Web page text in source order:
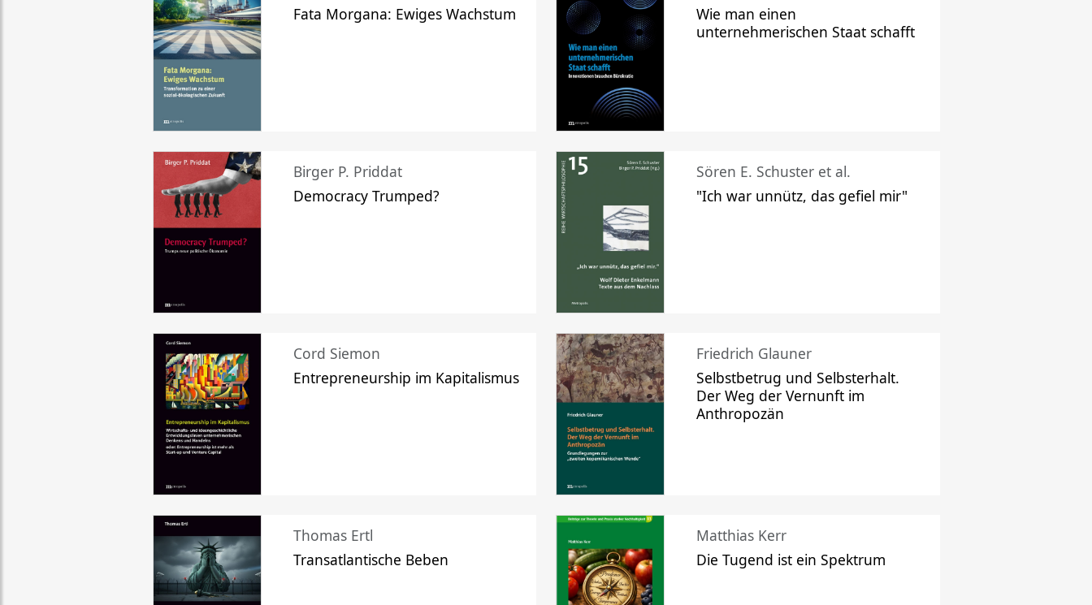
Fata Morgana: Ewiges Wachstum
Wie man einen
unternehmerischen Staat schafft
Birger P. Priddat
Democracy Trumped?
Sören E. Schuster et al.
"Ich war unnütz, das gefiel mir"
Cord Siemon
Entrepreneurship im Kapitalismus
Friedrich Glauner
Selbstbetrug und Selbsterhalt.
Der Weg der Vernunft im
Anthropozän
Thomas Ertl
Transatlantische Beben
Matthias Kerr
Die Tugend ist ein Spektrum